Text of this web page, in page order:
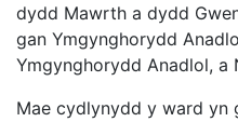
dydd Mawrth a dydd
gan Ymgynghorydd
Ymgynghorydd Anadlol, a
Mae cydlynydd y ward yn